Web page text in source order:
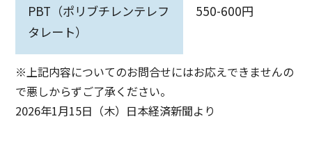
PBT（ポリブチレンテレフ
タレート）
550-600円
※上記内容についてのお問合せにはお応えできませんの
で悪しからずご了承ください。
2026年1月15日（木）日本経済新聞より